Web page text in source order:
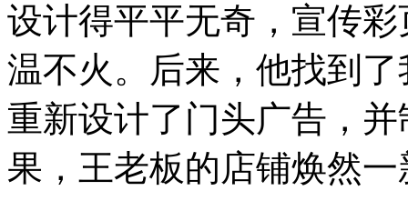
设计得平平无奇，宣传
温不火。后来，他找到
重新设计了门头广告，
果，王老板的店铺焕然